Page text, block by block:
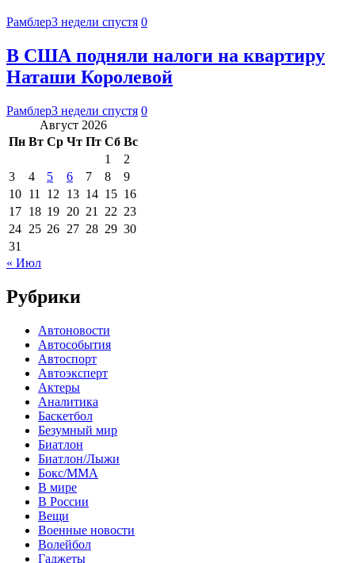
Рамблер3 недели спустя 0
В США подняли налоги на квартиру
Наташи Королевой
Рамблер3 недели спустя 0
Август 2026
Пн Вт Ср Чт Пт Сб Вс
1
2
3
4 5 6 7 8
9
10 11 12 13 14 15 16
17 18 19 20 21 22 23
24 25 26 27 28 29 30
31
« Июл
Рубрики
Автоновости
Автособытия
Автоспорт
Автоэксперт
Актеры
Аналитика
Баскетбол
Безумный мир
Биатлон
Биатлон/Лыжи
Бокс/MMA
В мире
В России
Вещи
Военные новости
Волейбол
Гаджеты